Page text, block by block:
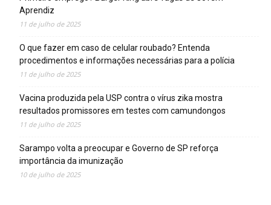
Aprendiz
11 de julho de 2025
O que fazer em caso de celular roubado? Entenda
procedimentos e informações necessárias para a polícia
11 de julho de 2025
Vacina produzida pela USP contra o vírus zika mostra
resultados promissores em testes com camundongos
11 de julho de 2025
Sarampo volta a preocupar e Governo de SP reforça
importância da imunização
10 de julho de 2025